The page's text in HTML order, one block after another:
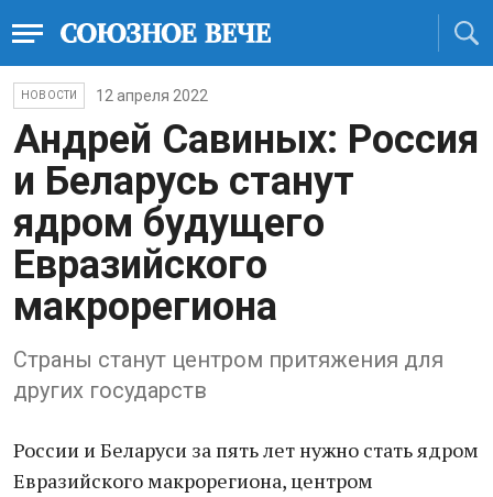
НОВОСТИ 12 апреля 2022
Андрей Савиных: Россия
и Беларусь станут
ядром будущего
Евразийского
макрорегиона
Страны станут центром притяжения для
других государств
России и Беларуси за пять лет нужно стать ядром
Евразийского макрорегиона, центром